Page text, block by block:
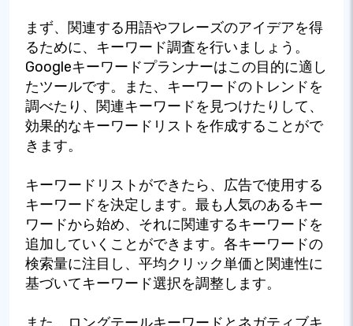
まず、関連する用語やフレーズのアイデアを得
るために、キーワード調査を行いましょう。
Googleキーワードプランナーはこの目的に適し
たツールです。また、キーワードのトレンドを
調べたり、関連キーワードを見つけたりして、
効果的なキーワードリストを作成することがで
きます。
キーワードリストができたら、広告で使用する
キーワードを決定します。最も人気のあるキー
ワードから始め、それに関連するキーワードを
追加していくことができます。各キーワードの
検索量に注目し、平均クリック単価と関連性に
基づいてキーワード選択を調整します。